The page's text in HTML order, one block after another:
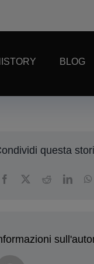
BLOG
questa